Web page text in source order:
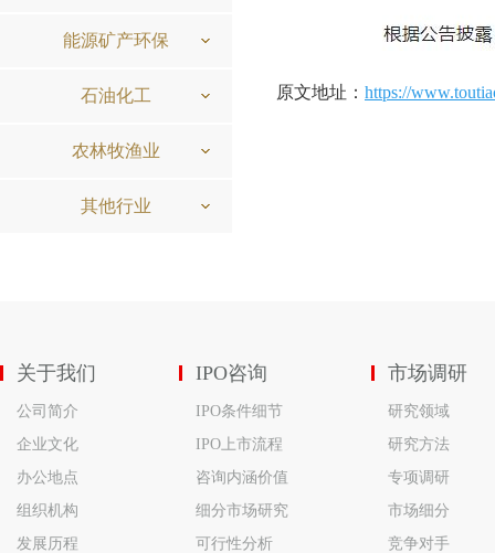
能源矿产环保
石油化工
农林牧渔业
其他行业
原文地址： https://
关于我们
公司简介
企业文化
办公地点
组织机构
发展历程
IPO咨询
IPO条件细节
IPO上市流程
咨询内涵价值
细分市场研究
可行性分析
市场调研
研究领域
研究方法
专项调研
市场细分
竞争对手